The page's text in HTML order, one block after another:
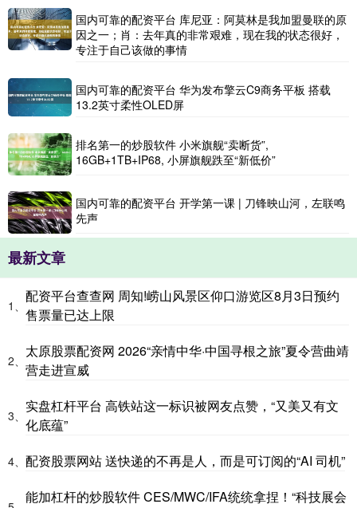
国内可靠的配资平台 库尼亚：阿莫林是我加盟曼联的原
因之一；肖：去年真的非常艰难，现在我的状态很好，
专注于自己该做的事情
国内可靠的配资平台 华为发布擎云C9商务平板 搭载
13.2英寸柔性OLED屏
排名第一的炒股软件 小米旗舰“卖断货”,
16GB+1TB+IP68, 小屏旗舰跌至“新低价”
国内可靠的配资平台 开学第一课 | 刀锋映山河，左联鸣
先声
最新文章
1、
配资平台查查网 周知!崂山风景区仰口游览区8月3日预约
售票量已达上限
2、
太原股票配资网 2026“亲情中华·中国寻根之旅”夏令营曲靖
营走进宣威
3、
实盘杠杆平台 高铁站这一标识被网友点赞，“又美又有文
化底蕴”
4、 配资股票网站 送快递的不再是人，而是可订阅的“AI 司机”
能加杠杆的炒股软件 CES/MWC/IFA统统拿捏！“科技展会